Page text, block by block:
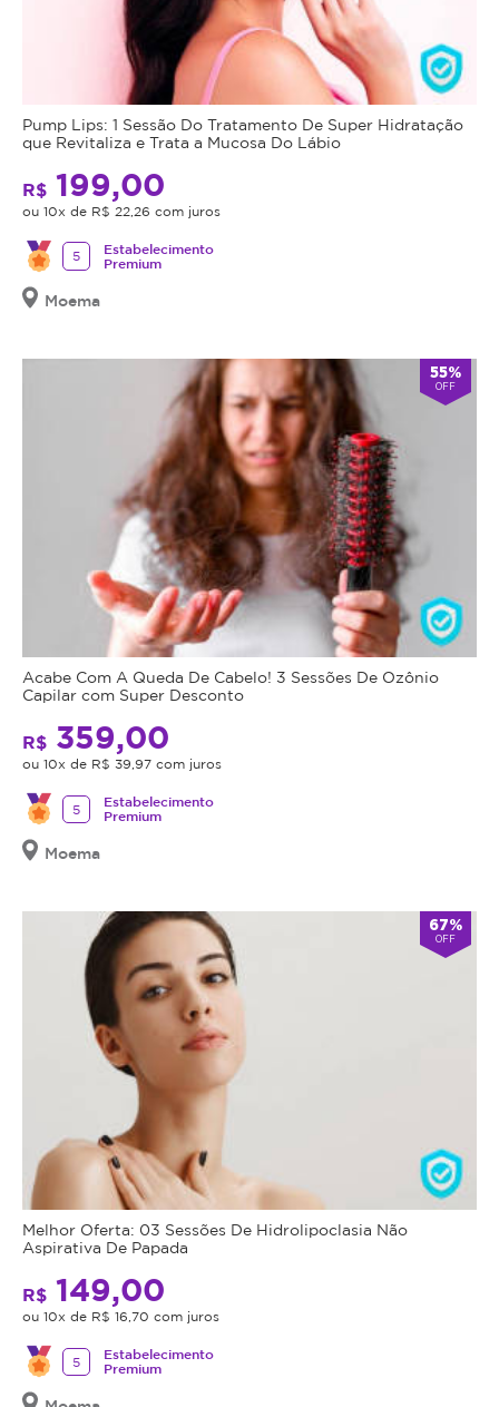
Pump Lips: 1 Sessão Do Tratamento De Super Hidratação
que Revitaliza e Trata a Mucosa Do Lábio
R$ 199,00
ou 10x de R$ 22,26 com juros
5
Estabelecimento
Premium
Moema
55%
OFF
Acabe Com A Queda De Cabelo! 3 Sessões De Ozônio
Capilar com Super Desconto
R$ 359,00
ou 10x de R$ 39,97 com juros
5
Estabelecimento
Premium
Moema
67%
OFF
Melhor Oferta: 03 Sessões De Hidrolipoclasia Não
Aspirativa De Papada
R$ 149,00
ou 10x de R$ 16,70 com juros
5
Estabelecimento
Premium